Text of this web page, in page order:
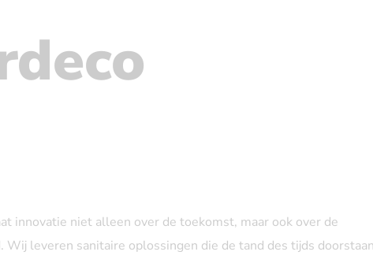
innovatie niet alleen over de toekomst, maar ook over de
Wij leveren sanitaire oplossingen die de tand des tijds